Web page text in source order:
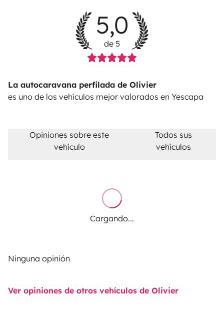
5,0
de 5
La autocaravana perfilada de Olivier
es uno de los vehículos mejor valorados en Yescapa
Opiniones sobre este
vehículo
Todos sus
vehículos
Cargando...
Ninguna opinión
Ver opiniones de otros vehículos de Olivier